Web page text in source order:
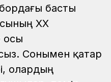
басты
ХХ
осы
Сонымен қатар
олардың